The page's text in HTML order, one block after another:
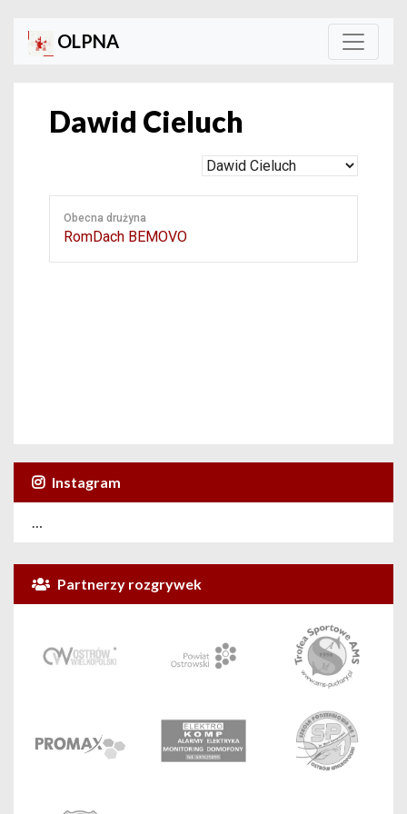
OLPNA
Dawid Cieluch
Obecna drużyna
RomDach BEMOVO
Instagram
…
Partnerzy rozgrywek